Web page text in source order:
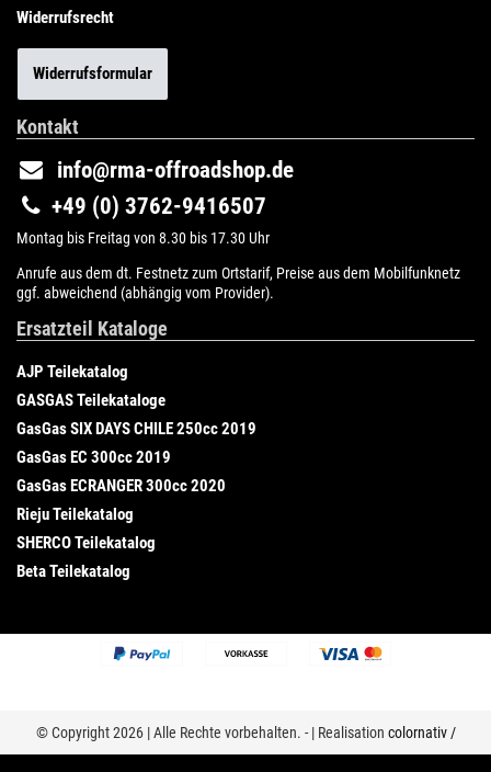
Widerrufsrecht
Widerrufsformular
Kontakt
info@rma-offroadshop.de
+49 (0) 3762-9416507
Montag bis Freitag von 8.30 bis 17.30 Uhr
Anrufe aus dem dt. Festnetz zum Ortstarif, Preise aus dem Mobilfunknetz
ggf. abweichend (abhängig vom Provider).
Ersatzteil Kataloge
AJP Teilekatalog
GASGAS Teilekataloge
GasGas SIX DAYS CHILE 250cc 2019
GasGas EC 300cc 2019
GasGas ECRANGER 300cc 2020
Rieju Teilekatalog
SHERCO Teilekatalog
Beta Teilekatalog
© Copyright 2026 | Alle Rechte vorbehalten. - | Realisation colornativ /